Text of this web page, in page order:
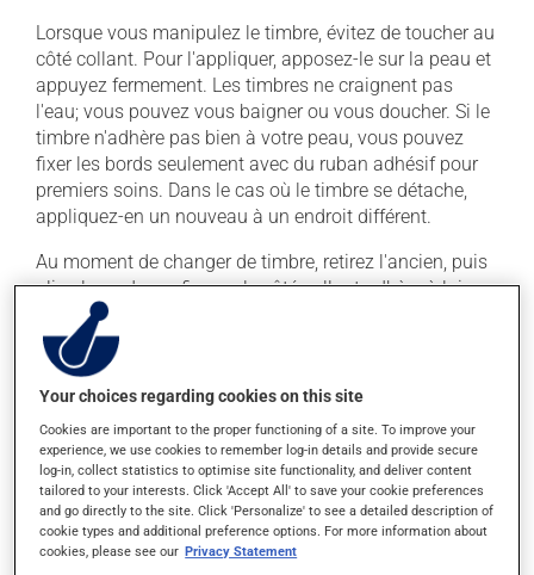
Lorsque vous manipulez le timbre, évitez de toucher au
côté collant. Pour l'appliquer, apposez-le sur la peau et
appuyez fermement. Les timbres ne craignent pas
l'eau; vous pouvez vous baigner ou vous doucher. Si le
timbre n'adhère pas bien à votre peau, vous pouvez
fixer les bords seulement avec du ruban adhésif pour
premiers soins. Dans le cas où le timbre se détache,
appliquez-en un nouveau à un endroit différent.
Au moment de changer de timbre, retirez l'ancien, puis
pliez-le en deux afin que le côté collant adhère à lui-
même. Vous devez ensuite l'emballer et l'entreposer de
façon sécuritaire en vue de le retourner à la pharmacie
pour qu'il soit éliminé adéquatement.
Lavez-vous les mains à l'eau après avoir manipulé les
timbres.
Il est possible que le timbre provoque des
démangeaisons ou une rougeur à l'endroit où vous le
collez. Si cette réaction persiste, discutez-en avec votre
pharmacien.
Your choices regarding cookies on this site
Cookies are important to the proper functioning of a site. To improve your
experience, we use cookies to remember log-in details and provide secure
log-in, collect statistics to optimise site functionality, and deliver content
tailored to your interests. Click 'Accept All' to save your cookie preferences
and go directly to the site. Click 'Personalize' to see a detailed description of
cookie types and additional preference options. For more information about
cookies, please see our Privacy Statement